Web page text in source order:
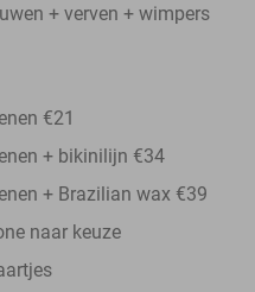
+ verven + wimpers
€21
+ bikinilijn €34
+ Brazilian wax €39
naar keuze